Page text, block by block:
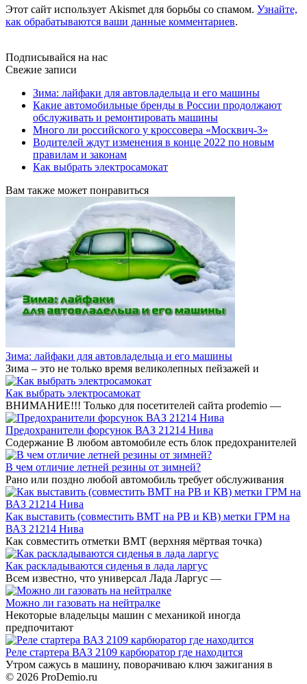
Этот сайт использует Akismet для борьбы со спамом. Узнайте,
как обрабатываются ваши данные комментариев.
Подписывайся на нас
Свежие записи
Зима: лайфаки для автовладельца и его машины
Какие автомобильные бренды в России продолжают
обслуживать и ремонтировать машины
Много ли российского у кроссовера «Москвич-3»
Водителей ждут изменения в конце 2022 по новым
правилам и законам
Как выбрать электросамокат
Вам также может понравиться
Зима: лайфаки для автовладельца и его машины
Зима – это не только время великолепных пейзажей и
Как выбрать электросамокат
ВНИМАНИЕ!!! Только для посетителей сайта prodemio —
Предохранители форсунок ВАЗ 21214 Нива
Содержание В любом автомобиле есть блок предохранителей
В чем отличие летней резины от зимней?
Рано или поздно любой автомобиль требует обслуживания
Как выставить (совместить ВМТ на РВ и КВ) метки ГРМ на
ВАЗ 21214 Нива
Как совместить отметки ВМТ (верхняя мёртвая точка)
Как раскладываются сиденья в лада ларгус
Всем известно, что универсал Лада Ларгус —
Можно ли газовать на нейтралке
Некоторые владельцы машин с механикой иногда
предпочитают
Реле стартера ВАЗ 2109 карбюратор где находится
Утром сажусь в машину, поворачиваю ключ зажигания в
© 2026 ProDemio.ru